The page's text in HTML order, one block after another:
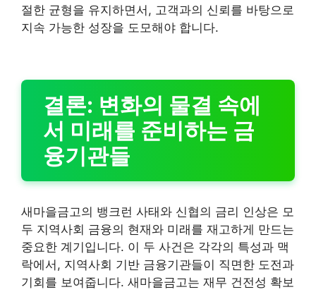
절한 균형을 유지하면서, 고객과의 신뢰를 바탕으로
지속 가능한 성장을 도모해야 합니다.
결론: 변화의 물결 속에
서 미래를 준비하는 금
융기관들
새마을금고의 뱅크런 사태와 신협의 금리 인상은 모
두 지역사회 금융의 현재와 미래를 재고하게 만드는
중요한 계기입니다. 이 두 사건은 각각의 특성과 맥
락에서, 지역사회 기반 금융기관들이 직면한 도전과
기회를 보여줍니다. 새마을금고는 재무 건전성 확보